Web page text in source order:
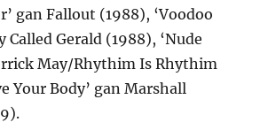
gan Fallout (1988), ‘Voodoo
Called Gerald (1988), ‘Nude
May/Rhythim Is Rhythim
Your Body’ gan Marshall